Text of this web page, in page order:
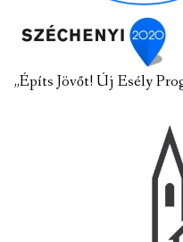
„Építs Jövőt! Új Esély